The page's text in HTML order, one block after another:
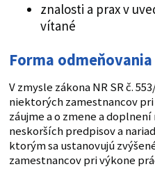
znalosti a prax v
vítané
Forma odmeňovania
V zmysle zákona NR SR č.
niektorých zamestnancov
záujme a o zmene a
neskorších predpisov a
ktorým sa ustanovujú
zamestnancov pri výkone